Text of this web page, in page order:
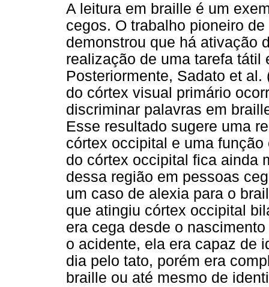
A leitura em braille é um
cegos. O trabalho pioneiro
demonstrou que há ativação
realização de uma tarefa tátil
Posteriormente, Sadato et
do córtex visual primário
discriminar palavras em
Esse resultado sugere uma
córtex occipital e uma
do córtex occipital fica ainda
dessa região em pessoas
um caso de alexia para o
que atingiu córtex occipital
era cega desde o
o acidente, ela era capaz de
dia pelo tato, porém era
braille ou até mesmo de